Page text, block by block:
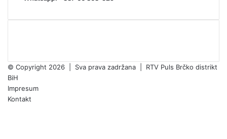
© Copyright 2026 | Sva prava zadržana | RTV Puls Brčko distrikt
BiH
Impresum
Kontakt